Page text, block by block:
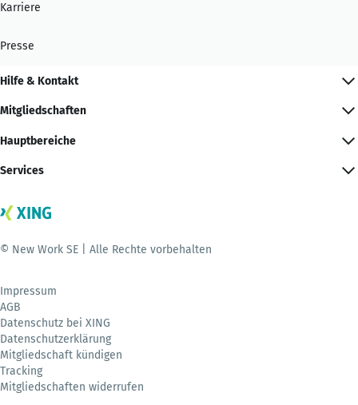
Karriere
Presse
Hilfe & Kontakt
Mitgliedschaften
Hauptbereiche
Services
© New Work SE | Alle Rechte vorbehalten
Impressum
AGB
Datenschutz bei XING
Datenschutzerklärung
Mitgliedschaft kündigen
Tracking
Mitgliedschaften widerrufen